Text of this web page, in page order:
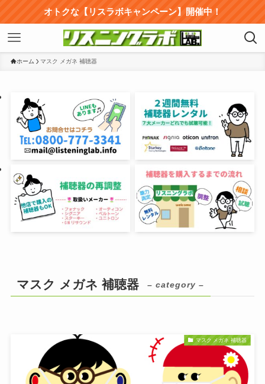
オトクな【リスラボキャンペーン】開催中！
ホーム マスク メガネ 補聴器
マスク メガネ 補聴器 – category –
マスク メガネ 補聴器